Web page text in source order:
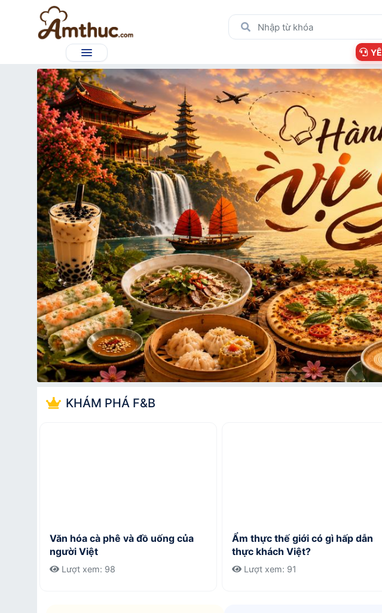
Previous
KHÁM PHÁ F&B
Văn hóa cà phê và đồ uống của
người Việt
Lượt xem: 98
Ẩm thực thế giới có gì hấp dẫn
thực khách Việt?
Lượt xem: 91